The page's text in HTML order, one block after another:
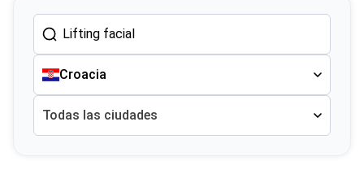
Croacia
Todas las ciudades